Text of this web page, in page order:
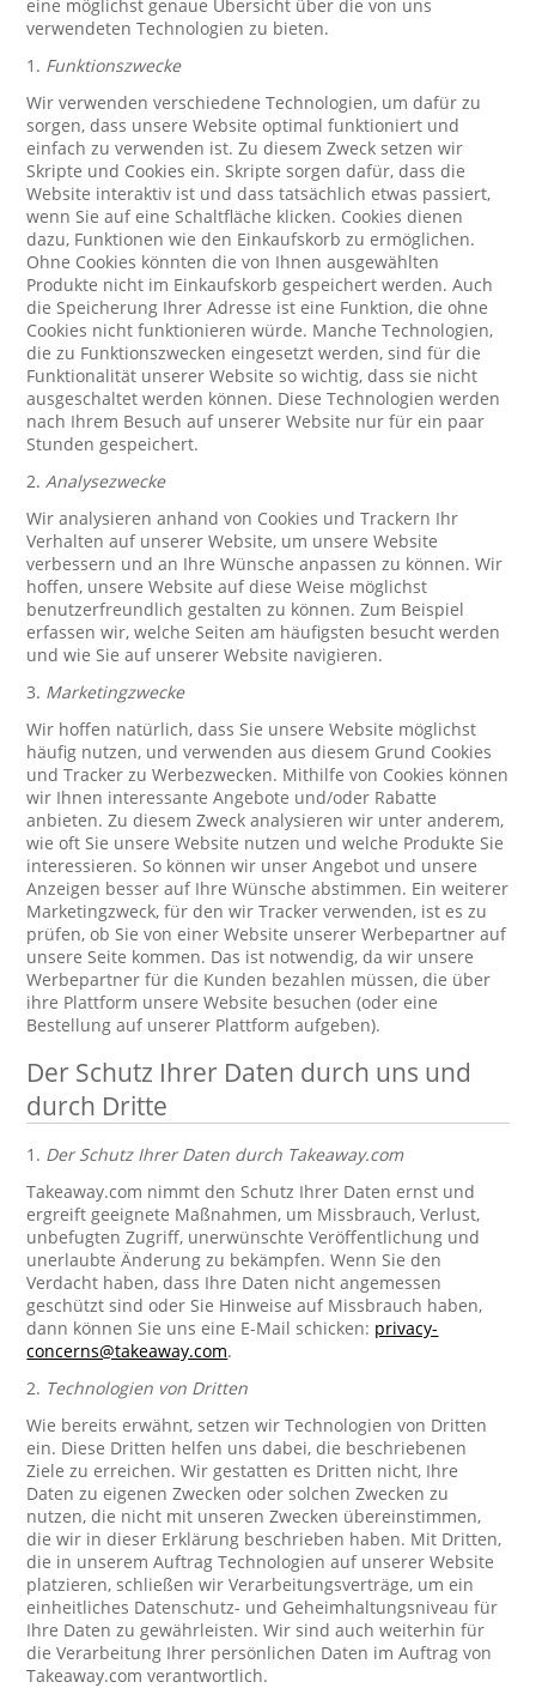
eine möglichst genaue Übersicht über die von uns
verwendeten Technologien zu bieten.
1. Funktionszwecke
Wir verwenden verschiedene Technologien, um dafür zu
sorgen, dass unsere Website optimal funktioniert und
einfach zu verwenden ist. Zu diesem Zweck setzen wir
Skripte und Cookies ein. Skripte sorgen dafür, dass die
Website interaktiv ist und dass tatsächlich etwas passiert,
wenn Sie auf eine Schaltfläche klicken. Cookies dienen
dazu, Funktionen wie den Einkaufskorb zu ermöglichen.
Ohne Cookies könnten die von Ihnen ausgewählten
Produkte nicht im Einkaufskorb gespeichert werden. Auch
die Speicherung Ihrer Adresse ist eine Funktion, die ohne
Cookies nicht funktionieren würde. Manche Technologien,
die zu Funktionszwecken eingesetzt werden, sind für die
Funktionalität unserer Website so wichtig, dass sie nicht
ausgeschaltet werden können. Diese Technologien werden
nach Ihrem Besuch auf unserer Website nur für ein paar
Stunden gespeichert.
2.Analysezwecke
Wir analysieren anhand von Cookies und Trackern Ihr
Verhalten auf unserer Website, um unsere Website
verbessern und an Ihre Wünsche anpassen zu können. Wir
hoffen, unsere Website auf diese Weise möglichst
benutzerfreundlich gestalten zu können. Zum Beispiel
erfassen wir, welche Seiten am häufigsten besucht werden
und wie Sie auf unserer Website navigieren.
3. Marketingzwecke
Wir hoffen natürlich, dass Sie unsere Website möglichst
häufig nutzen, und verwenden aus diesem Grund Cookies
und Tracker zu Werbezwecken. Mithilfe von Cookies können
wir Ihnen interessante Angebote und/oder Rabatte
anbieten. Zu diesem Zweck analysieren wir unter anderem,
wie oft Sie unsere Website nutzen und welche Produkte Sie
interessieren. So können wir unser Angebot und unsere
Anzeigen besser auf Ihre Wünsche abstimmen. Ein weiterer
Marketingzweck, für den wir Tracker verwenden, ist es zu
prüfen, ob Sie von einer Website unserer Werbepartner auf
unsere Seite kommen. Das ist notwendig, da wir unsere
Werbepartner für die Kunden bezahlen müssen, die über
ihre Plattform unsere Website besuchen (oder eine
Bestellung auf unserer Plattform aufgeben).
Der Schutz Ihrer Daten durch uns und
durch Dritte
1. Der Schutz Ihrer Daten durch Takeaway.com
Takeaway.com nimmt den Schutz Ihrer Daten ernst und
ergreift geeignete Maßnahmen, um Missbrauch, Verlust,
unbefugten Zugriff, unerwünschte Veröffentlichung und
unerlaubte Änderung zu bekämpfen. Wenn Sie den
Verdacht haben, dass Ihre Daten nicht angemessen
geschützt sind oder Sie Hinweise auf Missbrauch haben,
dann können Sie uns eine E-Mail schicken: privacy-
concerns@takeaway.com.
2. Technologien von Dritten
Wie bereits erwähnt, setzen wir Technologien von Dritten
ein. Diese Dritten helfen uns dabei, die beschriebenen
Ziele zu erreichen. Wir gestatten es Dritten nicht, Ihre
Daten zu eigenen Zwecken oder solchen Zwecken zu
nutzen, die nicht mit unseren Zwecken übereinstimmen,
die wir in dieser Erklärung beschrieben haben. Mit Dritten,
die in unserem Auftrag Technologien auf unserer Website
platzieren, schließen wir Verarbeitungsverträge, um ein
einheitliches Datenschutz- und Geheimhaltungsniveau für
Ihre Daten zu gewährleisten. Wir sind auch weiterhin für
die Verarbeitung Ihrer persönlichen Daten im Auftrag von
Takeaway.com verantwortlich.